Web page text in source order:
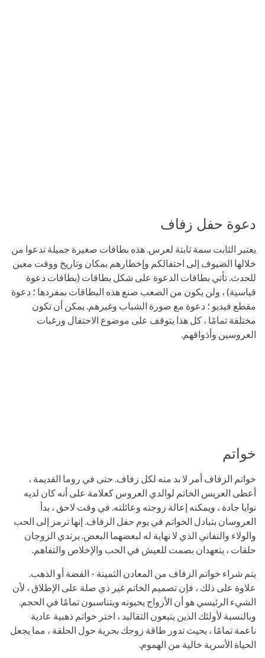
دعوة حفل زفاف
يعتبر الثابت سمة ثابتة لعرس. هذه بطاقات صغيرة جميلة تدعوا من
خلالها الضيوف إلى احتفالكم وإخطارهم بمكان وتاريخ ووقت معين
للحدث. تأتي بطاقات الدعوة على شكل بطاقات (بطاقات دعوة
قياسية) ، ولن يكون من الصعب صنع هذه البطاقات بمفردها ؛ دعوة
مقطع فيديو ؛ دعوة مع صورة الشباب وغيرهم. يمكن أن تكون
مختلفة تمامًا ، كل هذا يتوقف على موضوع الاحتفال ورغبات
العروسين وأذواقهم.
خواتم
خواتم الزفاف أمر لا بد منه لكل زفاف. حتى في روما القديمة ،
أعطى العريس الخاتم لوالدي العروس كعلامة على أنه كان لديه
نوايا جادة ، ويمكنه إعالة زوجته وعائلته. في وقت لاحق ، بدأ
العروسان بتبادل الخواتم في يوم حفل الزفاف. إنها ترمز إلى الحب
والولاء والتفاني الذي لا نهاية له لبعضهما البعض. يرتدي الزوجان
حلقات ، يتعهدان بصمت للعيش في الحب والإخلاص والتفاهم.
يتم شراء خواتم الزفاف من المعادن الثمينة - الفضة أو الذهب.
علاوة على ذلك ، فإن تصميم الخاتم غير ذي صلة على الإطلاق ، لأن
الشيء الرئيسي هو أن الأزواج يحبونه ويتناسبون تمامًا في الحجم.
وبالنسبة لأولئك الذين يتبعون التقاليد ، اختر خواتم ذهبية عادية
ناعمة تمامًا ، بحيث تدور طاقة زوجك بحرية حول الحلقة ، مما يجعل
الحياة الأسرية خالية من الهموم.